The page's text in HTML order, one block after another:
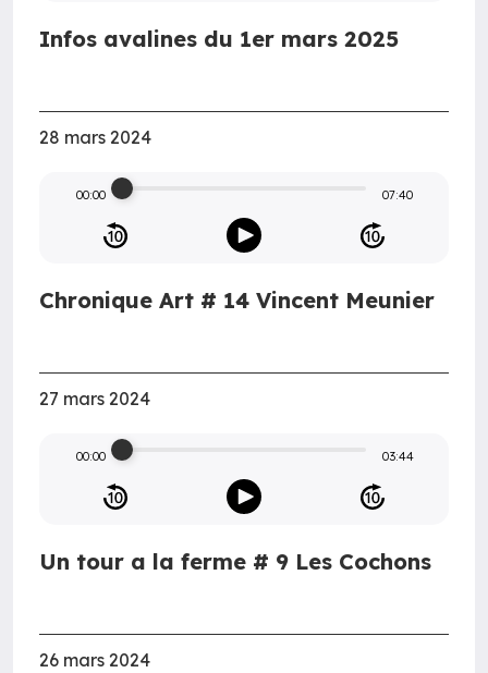
Infos avalines du 1er mars 2025
28 mars 2024
00:00 07:40
Chronique Art # 14 Vincent Meunier
27 mars 2024
00:00 03:44
Un tour a la ferme # 9 Les Cochons
26 mars 2024